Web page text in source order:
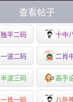
查看帖子
独平二码 十中
一波二码 二肖
半波三码 高手
一肖一码 八卦